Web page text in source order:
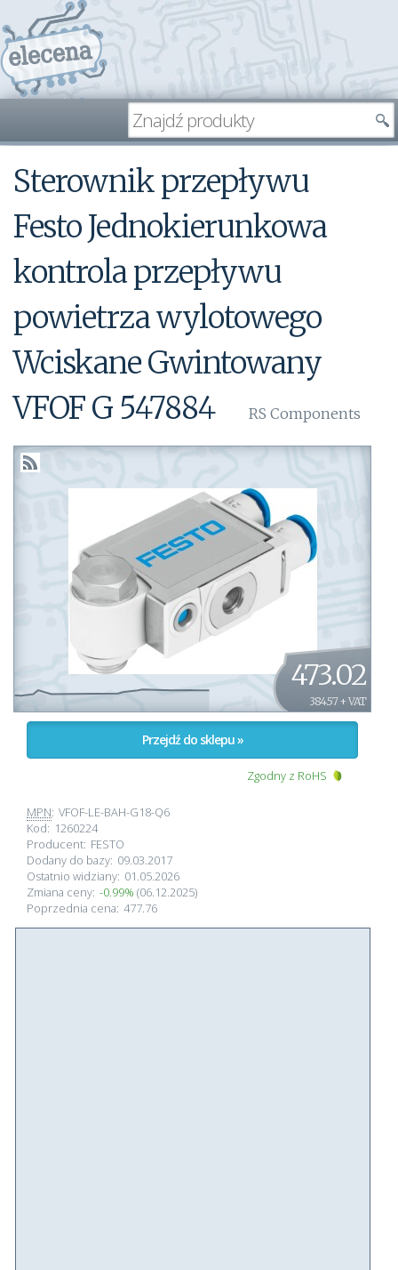
Sterownik przepływu
Festo Jednokierunkowa
kontrola przepływu
powietrza wylotowego
Wciskane Gwintowany
VFOF G 547884
RS Components
473.02
384.57 + VAT
Przejdź do sklepu »
Zgodny z RoHS
MPN: VFOF-LE-BAH-G18-Q6
Kod: 1260224
Producent: FESTO
Dodany do bazy: 09.03.2017
Ostatnio widziany: 01.05.2026
Zmiana ceny: -0.99% (06.12.2025)
Poprzednia cena: 477.76